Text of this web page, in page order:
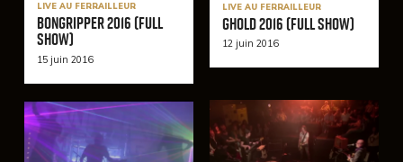
LIVE AU FERRAILLEUR
BonGripper 2016 (Full
Show)
15 juin 2016
LIVE AU FERRAILLEUR
Ghold 2016 (Full Show)
12 juin 2016